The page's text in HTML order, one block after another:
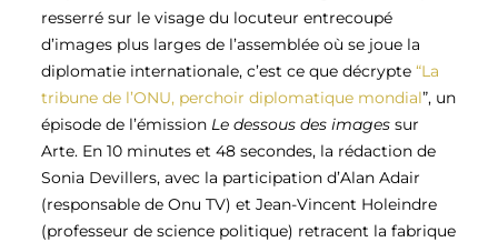
resserré sur le visage du locuteur entrecoupé
d’images plus larges de l’assemblée où se joue la
diplomatie internationale, c’est ce que décrypte “La
tribune de l’ONU, perchoir diplomatique mondial”, un
épisode de l’émission Le dessous des images sur
Arte. En 10 minutes et 48 secondes, la rédaction de
Sonia Devillers, avec la participation d’Alan Adair
(responsable de Onu TV) et Jean-Vincent Holeindre
(professeur de science politique) retracent la fabrique